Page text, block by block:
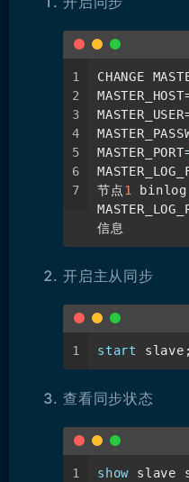
1
2
3
4
5
6
7
CHANGE
MASTER_HOST
MASTER_USER
MASTER_PORT
节点1
binlog
信息
开启主从同步
1 start slave;
查看同步状态
1 show slave